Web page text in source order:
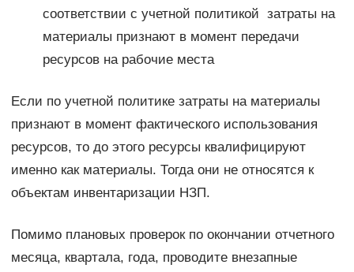
соответствии с учетной политикой затраты на
материалы признают в момент передачи
ресурсов на рабочие места
Если по учетной политике затраты на материалы
признают в момент фактического использования
ресурсов, то до этого ресурсы квалифицируют
именно как материалы. Тогда они не относятся к
объектам инвентаризации НЗП.
Помимо плановых проверок по окончании отчетного
месяца, квартала, года, проводите внезапные